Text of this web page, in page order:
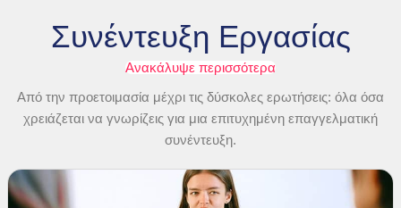
Συνέντευξη Εργασίας
Ανακάλυψε περισσότερα
Από την προετοιμασία μέχρι τις δύσκολες ερωτήσεις: όλα όσα
χρειάζεται να γνωρίζεις για μια επιτυχημένη επαγγελματική
συνέντευξη.